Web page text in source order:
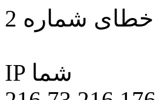
خطای شماره 2
IP شما